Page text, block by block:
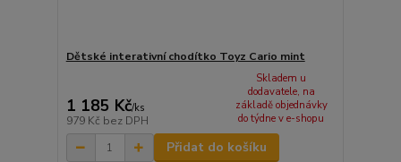
Dětské interativní chodítko Toyz Cario mint
1 185 Kč/ks
979 Kč bez DPH
Skladem u
dodavatele, na
základě objednávky
do týdne v e-shopu
Přidat do košíku